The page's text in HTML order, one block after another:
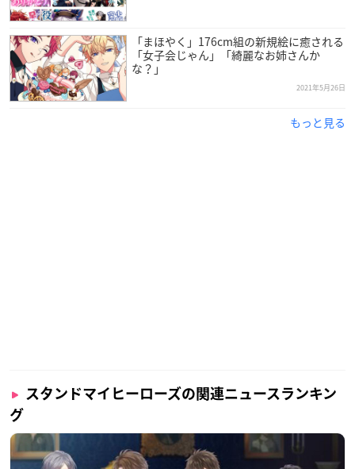
「まほやく」176cm組の新規絵に癒される
「女子会じゃん」「綺麗なお姉さんか
な？」
2021年5月26日
もっと見る
スタンドマイヒーローズの関連ニュースランキン
グ